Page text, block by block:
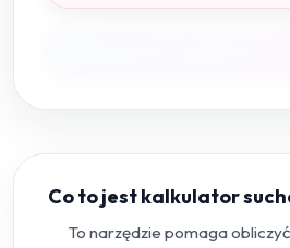
Co to jest kalkulator
To narzędzie pomaga